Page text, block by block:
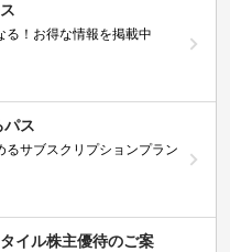
る！お得な情報を掲載中
パス
るサブスクリプションプラン
イル株主優待のご案